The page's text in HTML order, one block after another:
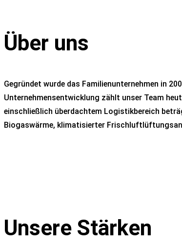
Über uns
Gegründet wurde das Familienunternehmen in
Unternehmensentwicklung zählt unser Team
einschließlich überdachtem Logistikbereich
Biogaswärme, klimatisierter
Unsere Stärken